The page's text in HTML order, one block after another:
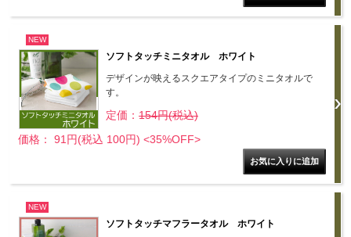
NEW
ソフトタッチミニタオル ホワイト
デザインが映えるスクエアタイプのミニタオルで
す。
定価： 154円(税込)
価格： 91円(税込 100円) <35%OFF>
NEW
ソフトタッチマフラータオル ホワイト